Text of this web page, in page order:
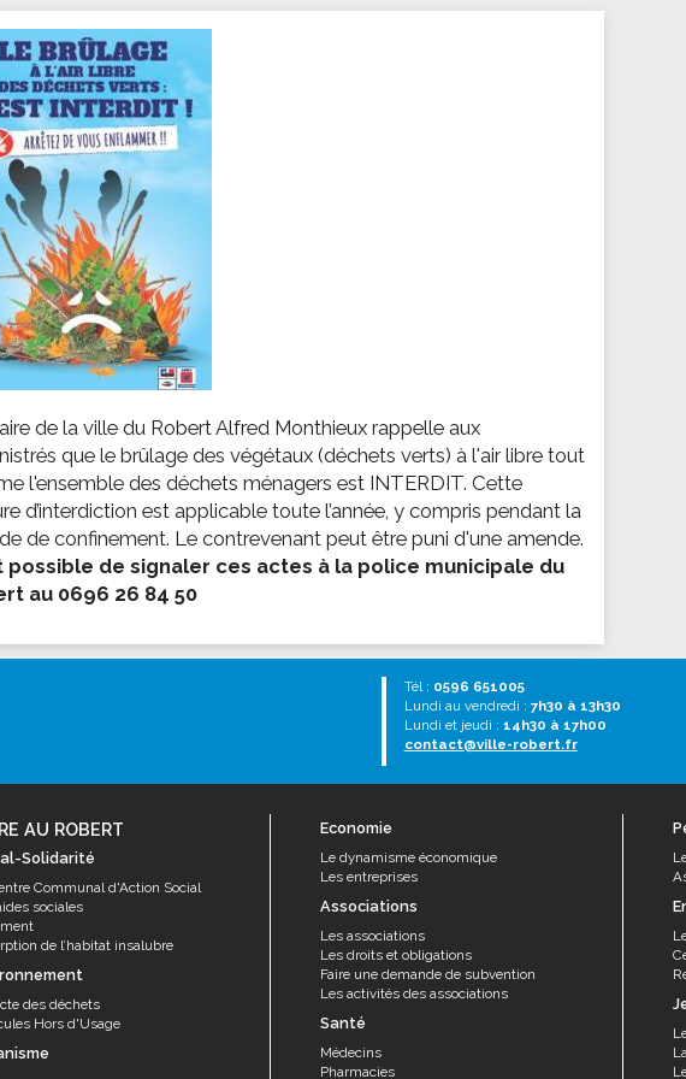
Offres d'emploi
SOCIAL-SOLIDARITÉ
Le Centre Communal d'Action Social
Les aides sociales
Logement
Antenne Municipale de Développement et de
Cohésion Sociale
Epicerie sociale et solidaire "Rayon de Soleil"
Bornes de collecte de l'ACISE
et le lycée
local des jeunes
scolaire
maternelles et primaire
de loisirs - ALSH
famille
ENFANCE
maternelles
de la ville du Robert Alfred Monthieux rappelle aux
que le brûlage des végétaux (déchets verts) à l'air libre tout
l'ensemble des déchets ménagers est INTERDIT. Cette
d’interdiction est applicable toute l’année, y compris pendant la
de confinement. Le contrevenant peut être puni d'une amende.
possible de signaler ces actes à la police municipale du
au 0696 26 84 50
Tél : 0596 651005
Lundi au vendredi : 7h30 à 13h30
Lundi et jeudi : 14h30 à 17h00
contact@ville-robert.fr
AU ROBERT
Solidarité
Communal d'Action Social
sociales
de l’habitat insalubre
des déchets
Hors d'Usage
Economie
Le dynamisme économique
Les entreprises
Associations
Les associations
Les droits et obligations
Faire une demande de subvention
Les activités des associations
Santé
Médecins
Pharmacies